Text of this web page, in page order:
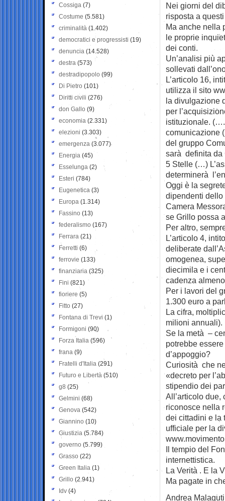
Nei giorni del
risposta a
Ma anche nella
le proprie
dei conti.
Un’analisi più
sollevati
L’articolo 16,
utilizza il sito
la divulgazione
per
istituzionale.
comunicazione
del gruppo
sarà definita da
5 Stelle (…)
determinerà
Oggi è la
dipendenti dello
Camera
se Grillo possa
Per altro,
L’articolo 4,
deliberate
omogenea,
diecimila e i
cadenza
Per i lavori del
1.300 euro a
La cifra,
milioni annuali).
Se la metà –
potrebbe
d’appoggio?
Curiosità che
«decreto per
stipendio dei
All’articolo due,
riconosce nella
dei cittadini e la
ufficiale per la
Il tempio del
internettistica.
La Verità . E la
Ma pagate in
Andrea Malaguti
Cossiga (7)
Costume (5.581)
criminalità (1.402)
democratici e progressisti (19)
denuncia (14.528)
destra (573)
destradipopolo (99)
Di Pietro (101)
Diritti civili (276)
don Gallo (9)
economia (2.331)
elezioni (3.303)
emergenza (3.077)
Energia (45)
Esselunga (2)
Esteri (784)
Eugenetica (3)
Europa (1.314)
Fassino (13)
federalismo (167)
Ferrara (21)
Ferretti (6)
ferrovie (133)
finanziaria (325)
Fini (821)
fioriere (5)
Fitto (27)
Fontana di Trevi (1)
Formigoni (90)
Forza Italia (596)
frana (9)
Fratelli d'Italia (291)
Futuro e Libertà (510)
g8 (25)
Gelmini (68)
Genova (542)
Giannino (10)
Giustizia (5.784)
governo (5.799)
Grasso (22)
Green Italia (1)
Grillo (2.941)
Idv (4)